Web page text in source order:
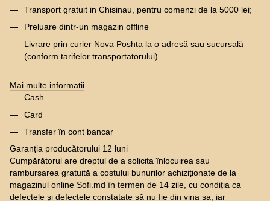
Transport gratuit in Chisinau, pentru comenzi de la 5000 lei;
Preluare dintr-un magazin offline
Livrare prin curier Nova Poshta la o adresă sau sucursală
(conform tarifelor transportatorului).
Mai multe informatii
Cash
Card
Transfer în cont bancar
Garanția producătorului 12 luni
Cumpărătorul are dreptul de a solicita înlocuirea sau
rambursarea gratuită a costului bunurilor achiziționate de la
magazinul online Sofi.md în termen de 14 zile, cu condiția ca
defectele și defectele constatate să nu fie din vina sa, iar